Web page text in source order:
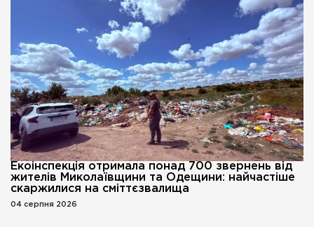
Екоінспекція отримала понад 700 звернень від
жителів Миколаївщини та Одещини: найчастіше
скаржилися на сміттєзвалища
04 серпня 2026